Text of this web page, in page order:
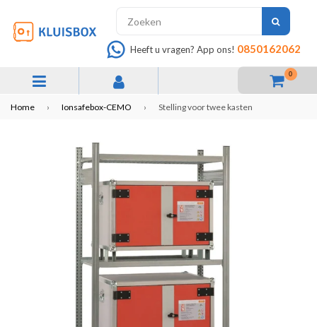
expand/collapse
0
Heeft u vragen? App ons! 0850162062
Home › Ionsafebox-CEMO › Stelling voor twee kasten